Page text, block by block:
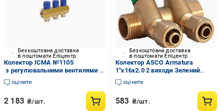
Безкоштовна доставка
в поштомати Епіцентр
Колектор ICMA №1105
з регулювальними вентилями 3
виходи 1" Blue (23227087)
оцінити
2 183 ₴/шт.
Безкоштовна доставка
в поштомати Епіцентр
Колектор ASCO Armatura
1"x16x2.0 2 виходи Зелений
вентилі 1/28 (RS-AS4006G)
оцінити
583 ₴/шт.